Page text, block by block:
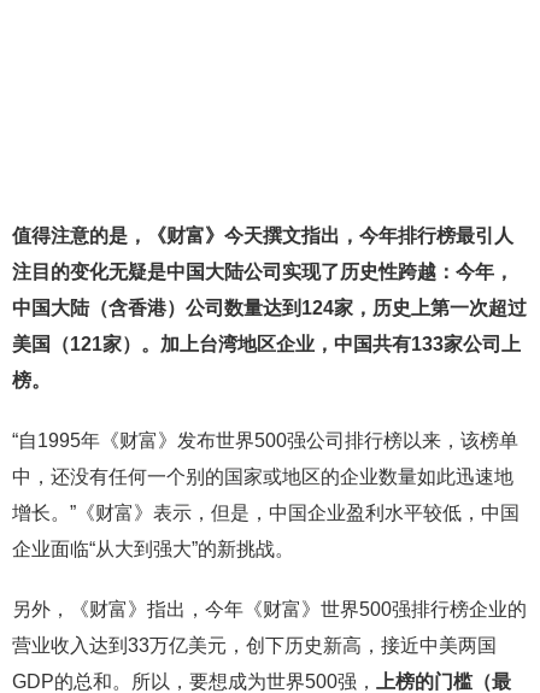
值得注意的是，《财富》今天撰文指出，今年排行榜最引人
注目的变化无疑是中国大陆公司实现了历史性跨越：今年，
中国大陆（含香港）公司数量达到124家，历史上第一次超过
美国（121家）。加上台湾地区企业，中国共有133家公司上
榜。
“自1995年《财富》发布世界500强公司排行榜以来，该榜单
中，还没有任何一个别的国家或地区的企业数量如此迅速地
增长。”《财富》表示，但是，中国企业盈利水平较低，中国
企业面临“从大到强大”的新挑战。
另外，《财富》指出，今年《财富》世界500强排行榜企业的
营业收入达到33万亿美元，创下历史新高，接近中美两国
GDP的总和。所以，要想成为世界500强，
上榜的门槛（最